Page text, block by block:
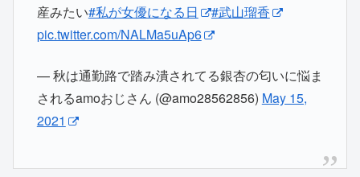
産みたい#私が女優になる日
#武山瑠香
pic.twitter.com/NALMa5uAp6
— 秋は通勤路で踏み潰されてる銀杏の匂いに悩ま
されるamoおじさん (@amo28562856) May 15,
2021